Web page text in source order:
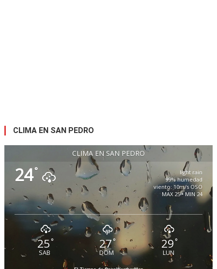
CLIMA EN SAN PEDRO
CLIMA EN SAN PEDRO
24°
light rain
99% humedad
viento: 10m/s OSO
MAX 25 • MIN 24
25°
SAB
27 °
DOM
29°
LUN